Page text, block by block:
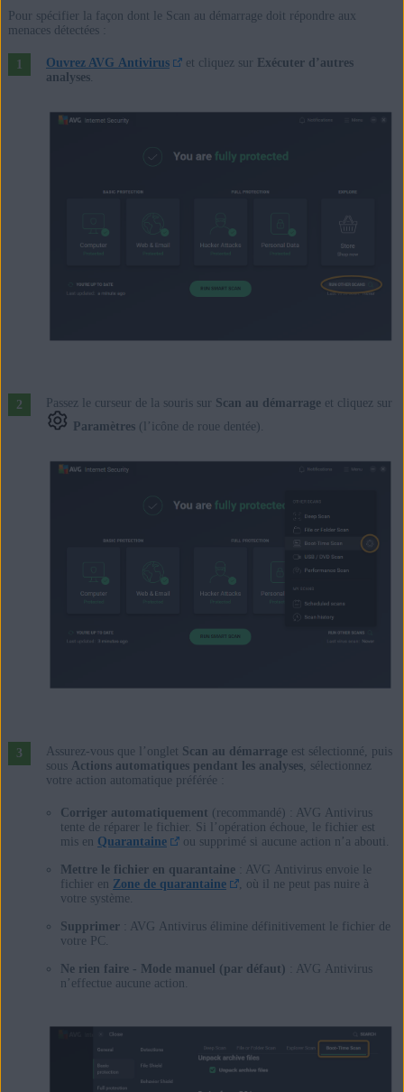
Pour spécifier la façon dont le Scan au démarrage doit répondre aux
menaces détectées :
Ouvrez AVG Antivirus et cliquez sur
Exécuter d’autres
analyses.
Passez le curseur de la souris sur Scan au démarrageet cliquez sur
Paramètres(l’icône de roue dentée).
Assurez-vous que l’onglet Scan au démarrageest sélectionné, puis
sous Actions automatiques pendant les analyses, sélectionnez
votre action automatique préférée :
Corriger automatiquement (recommandé) : AVG Antivirus
tente de réparer le fichier. Si l’opération échoue, le fichier est
mis en Quarantaine ou supprimé si aucune action n’a abouti.
Mettre le fichier en quarantaine: AVG Antivirus envoie le
fichier en Zone de quarantaine
, où il ne peut pas nuire à
votre système.
Supprimer: AVG Antivirus élimine définitivement le fichier de
votre PC.
Ne rien faire - Mode manuel (par défaut) : AVG Antivirus
n’effectue aucune action.